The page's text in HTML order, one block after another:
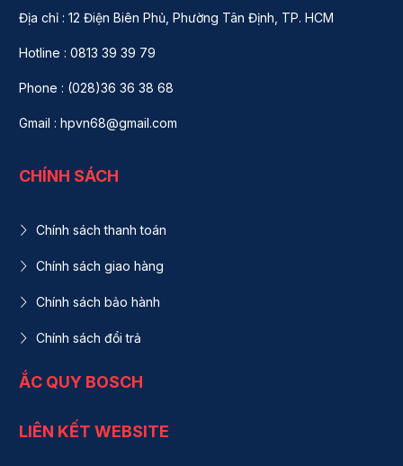
Địa chỉ : 12 Điện Biên Phủ, Phường Tân Định, TP. HCM
Hotline : 0813 39 39 79
Phone : (028)36 36 38 68
Gmail : hpvn68@gmail.com
CHÍNH SÁCH
Chính sách thanh toán
Chính sách giao hàng
Chính sách bảo hành
Chính sách đổi trả
ẮC QUY BOSCH
LIÊN KẾT WEBSITE